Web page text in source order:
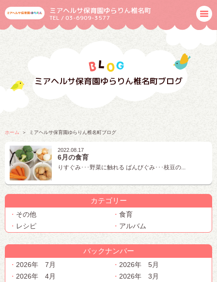
ミアヘルサ保育園ゆらりん椎名町
TEL / 03-6909-3577
ミアヘルサ保育園ゆらりん椎名町ブログ
ホーム ミアヘルサ保育園ゆらりん椎名町ブログ
2022.08.17
6月の食育
りすぐみ･･･野菜に触れる ばんびぐみ･･･枝豆の...
カテゴリー
その他
食育
レシピ
アルバム
バックナンバー
2026年 7月
2026年 5月
2026年 4月
2026年 3月